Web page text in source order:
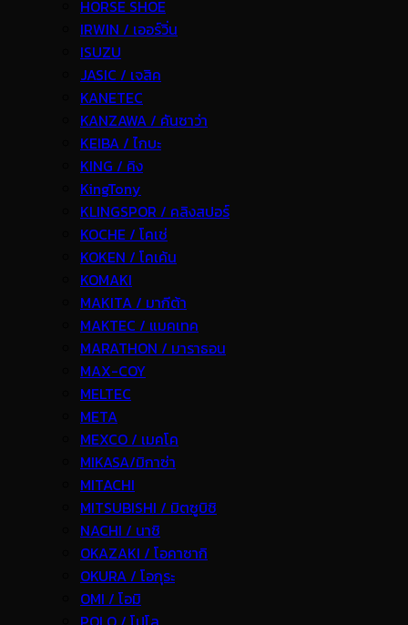
HORSE SHOE
IRWIN / เออร์วิ่น
ISUZU
JASIC / เจสิค
KANETEC
KANZAWA / คันซาว่า
KEIBA / ไกบะ
KING / คิง
KingTony
KLINGSPOR / คลิงสปอร์
KOCHE / โคเช่
KOKEN / โคเค้น
KOMAKI
MAKITA / มากีต้า
MAKTEC / แมคเทค
MARATHON / มาราธอน
MAX-COY
MELTEC
META
MEXCO / เมคโค
MIKASA/มิกาซ่า
MITACHI
MITSUBISHI / มิตซูบิชิ
NACHI / นาชิ
OKAZAKI / โอคาซากิ
OKURA / โอกุระ
OMI / โอมิ